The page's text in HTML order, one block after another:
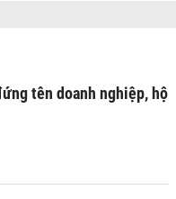
tên doanh nghiệp, hộ